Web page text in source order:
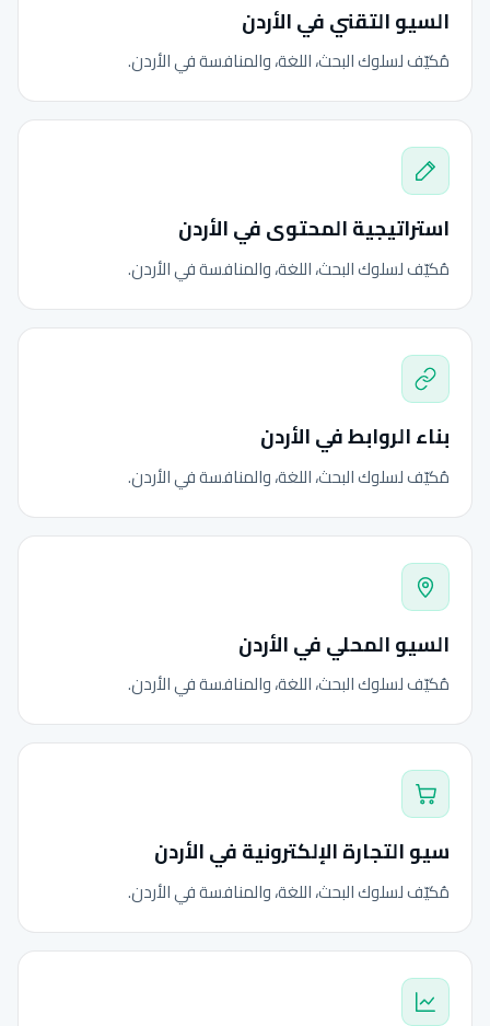
السيو التقني في الأردن
مُكيّف لسلوك البحث، اللغة، والمنافسة في الأردن.
استراتيجية المحتوى في الأردن
مُكيّف لسلوك البحث، اللغة، والمنافسة في الأردن.
بناء الروابط في الأردن
مُكيّف لسلوك البحث، اللغة، والمنافسة في الأردن.
السيو المحلي في الأردن
مُكيّف لسلوك البحث، اللغة، والمنافسة في الأردن.
سيو التجارة الإلكترونية في الأردن
مُكيّف لسلوك البحث، اللغة، والمنافسة في الأردن.